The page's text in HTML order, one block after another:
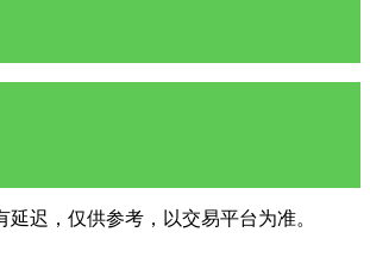
延迟，仅供参考，以交易平台为准。